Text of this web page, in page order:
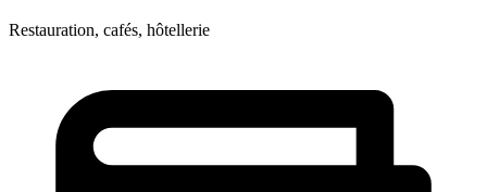
Restauration, cafés, hôtellerie